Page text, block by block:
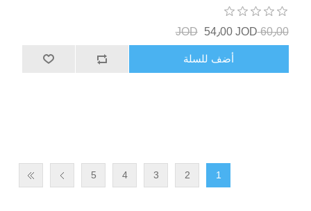
60٫00 JOD 54٫00 JOD
أضف للسلة
1
2
3
4
5